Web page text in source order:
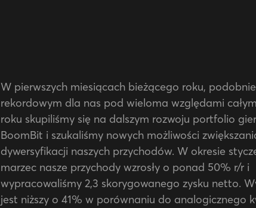
W pierwszych miesiącach bieżącego roku,
rekordowym dla nas pod wieloma względami całym
roku skupiliśmy się na dalszym rozwoju portfolio
BoomBit i szukaliśmy nowych możliwości
dywersyfikacji naszych przychodów. W okresie
marzec nasze przychody wzrosły o ponad 50% r/r i
wypracowaliśmy 2,3 skorygowanego zysku netto.
jest niższy o 41% w porównaniu do analogicznego